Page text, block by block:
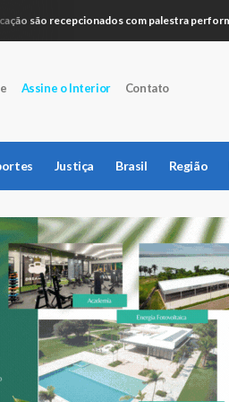
são recepcionados com palestra performática
Assine o Interior Contato
Justiça Brasil Região